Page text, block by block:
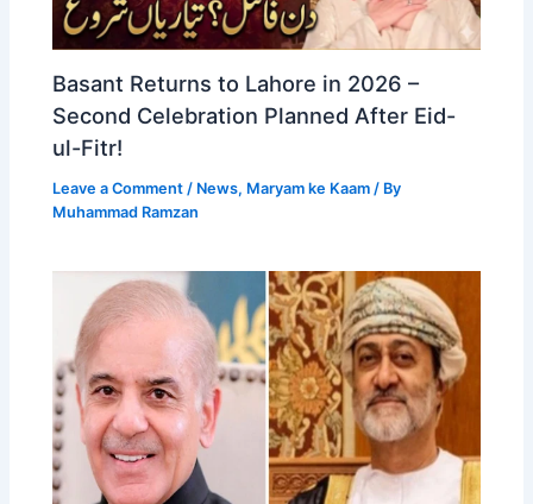
Basant Returns to Lahore in 2026 –
Second Celebration Planned After Eid-
ul-Fitr!
Leave a Comment / News, Maryam ke Kaam / By
Muhammad Ramzan